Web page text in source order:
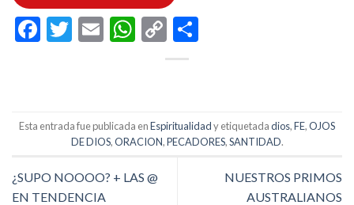
Facebook
Twitter
EmailWhatsApp
Copy
Link
Esta entrada fue publicada enEspiritualidady etiquetadadios,FE,OJOS
DE DIOS,ORACION,PECADORES,SANTIDAD.
¿SUPO NOOOO? + LAS @
EN TENDENCIA
NUESTROS PRIMOS
AUSTRALIANOS